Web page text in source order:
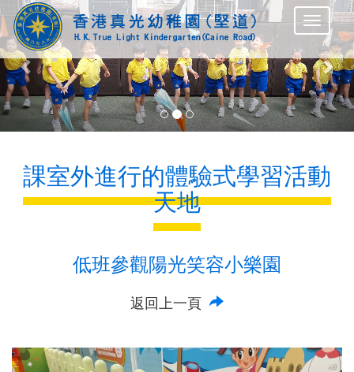
Previous
課室外進行的體驗式學習活動
天地
低班參觀陽光笑容小樂園
返回上一頁